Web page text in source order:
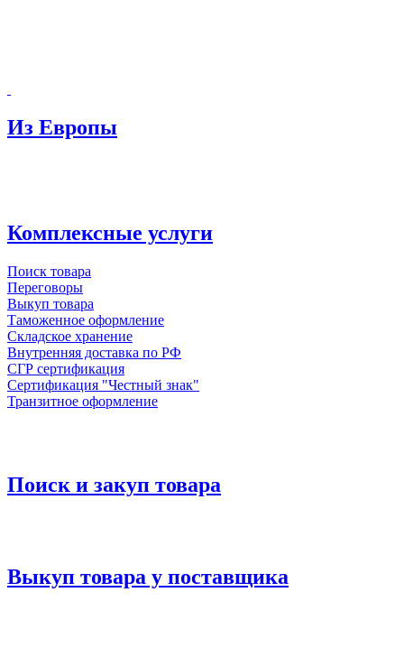
Из Европы
Комплексные услуги
Поиск товара
Переговоры
Выкуп товара
Таможенное оформление
Складское хранение
Внутренняя доставка по РФ
СГР сертификация
Сертификация "Честный знак"
Транзитное оформление
Поиск и закуп товара
Выкуп товара у поставщика